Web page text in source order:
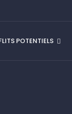
POTENTIELS